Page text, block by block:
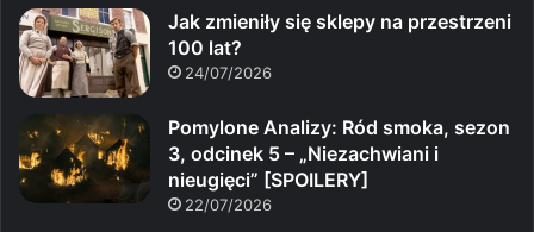
Jak zmieniły się sklepy na przestrzeni
100 lat?
24/07/2026
Pomylone Analizy: Ród smoka, sezon
3, odcinek 5 – „Niezachwiani i
nieugięci” [SPOILERY]
22/07/2026